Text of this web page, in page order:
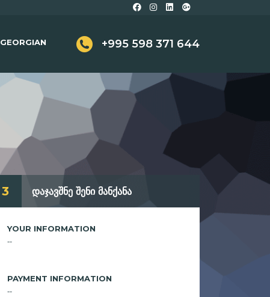
+995 598 371 644
GEORGIAN
3 დაჯავშნე შენი მანქანა
YOUR INFORMATION
--
PAYMENT INFORMATION
--